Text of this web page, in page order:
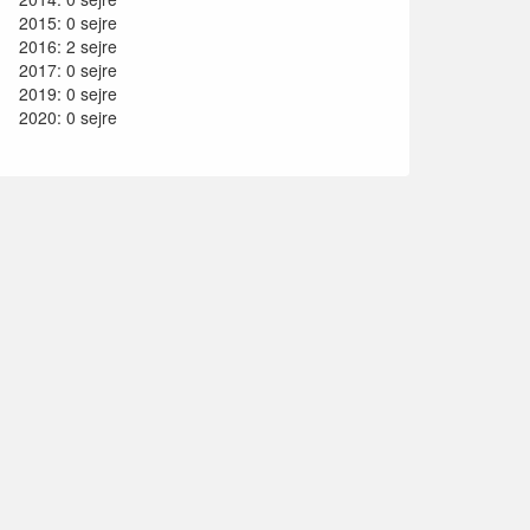
2015: 0 sejre
2016: 2 sejre
2017: 0 sejre
2019: 0 sejre
2020: 0 sejre